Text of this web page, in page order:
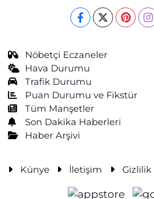
Nöbetçi Eczaneler
Hava Durumu
Trafik Durumu
Puan Durumu ve Fikstür
Tüm Manşetler
Son Dakika Haberleri
Haber Arşivi
Künye İletişim Gizlilik